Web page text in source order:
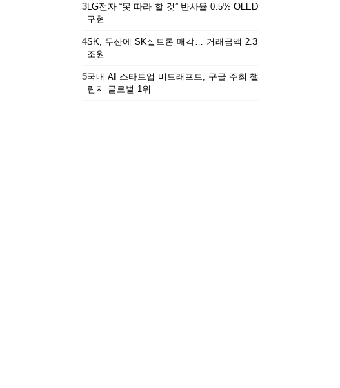
3LG전자 “못 따라 할 것” 반사율 0.5% OLED
구현
4SK, 두산에 SK실트론 매각… 거래금액 2.3
조원
5국내 AI 스타트업 비드래프트, 구글 주최 챌
린지 글로벌 1위